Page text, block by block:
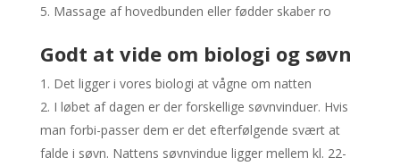
Massage af hovedbunden eller fødder skaber ro
Godt at vide om biologi og søvn
Det ligger i vores biologi at vågne om natten
I løbet af dagen er der forskellige søvnvinduer. Hvis
man forbi-passer dem er det efterfølgende svært at
falde i søvn. Nattens søvnvindue ligger mellem kl. 22-